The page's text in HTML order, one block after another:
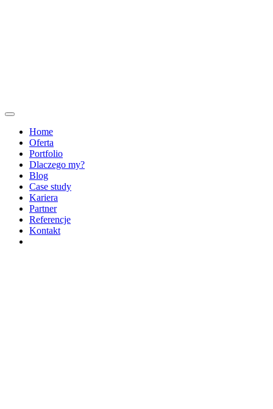
Home
Oferta
Portfolio
Dlaczego my?
Blog
Case study
Kariera
Partner
Referencje
Kontakt